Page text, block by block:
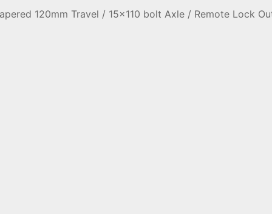
120mm Travel / 15x110 bolt Axle / Remote Lock